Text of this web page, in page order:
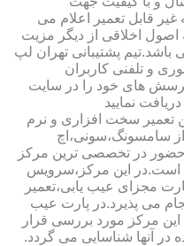
غیر قابل تعمیر اعلام می
اصول اخلاقی از دیگر مزیت
پشتیبانی تهران لپ
و تلفنی کاربران
های خود را در سایت
نمایید
تعمیر سخت افزاری و نرم
سامسونگ،سونی،اچ
حضور در تخصصی ترین مرکز
است.در این مرکز،سرویس
مجزای عیب یابی،تعمیر
می پذیرد.در پارت عیب
مرکز مورد بررسی قرار
در آنها شناسایی می گردد.